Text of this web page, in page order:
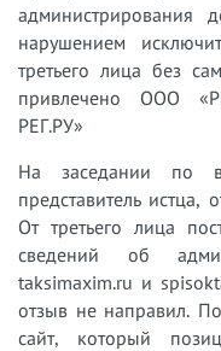
администрирования
нарушением
третьего лица без
привлечено ООО
РЕГ.РУ»
На заседании по
представитель истца,
От третьего лица
сведений об
taksimaxim.ru и
отзыв не направил. По
сайт, который